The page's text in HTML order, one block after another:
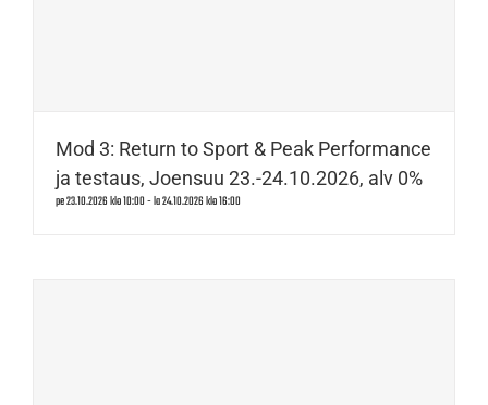
Mod 3: Return to Sport & Peak Performance
ja testaus, Joensuu 23.-24.10.2026, alv 0%
pe 23.10.2026 klo 10:00-la 24.10.2026 klo 16:00